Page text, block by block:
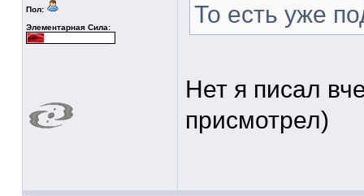
Пол:
Элементарная Сила:
То есть уже
Нет я писал
присмотрел)